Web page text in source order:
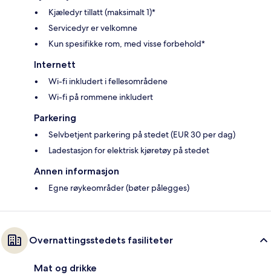
Kjæledyr tillatt (maksimalt 1)*
Servicedyr er velkomne
Kun spesifikke rom, med visse forbehold*
Internett
Wi-fi inkludert i fellesområdene
Wi-fi på rommene inkludert
Parkering
Selvbetjent parkering på stedet (EUR 30 per dag)
Ladestasjon for elektrisk kjøretøy på stedet
Annen informasjon
Egne røykeområder (bøter pålegges)
Overnattingsstedets fasiliteter
Mat og drikke